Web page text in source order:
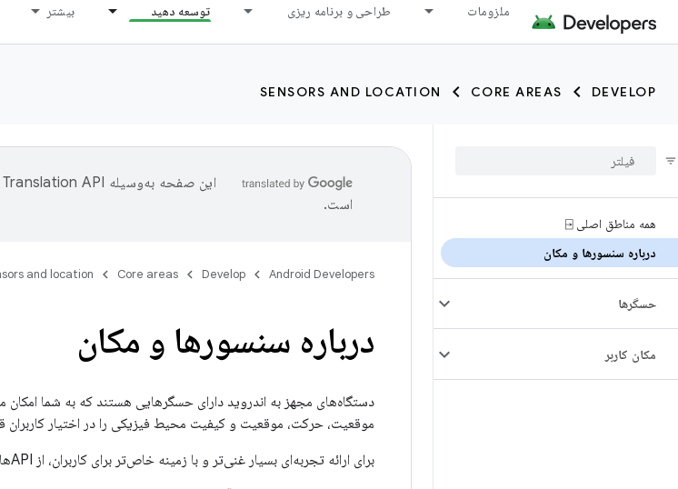
ملزومات طراحی و برنامه ریزی توسعه دهید بیشتر
DEVELOP
CORE AREAS
SENSORS AND LOCATION
همه مناطق اصلی ⍈
درباره سنسورها و مکان
حسگرها
مکان کاربر
این صفحه به‌وسیله
است.
Android Developers
Develop
Core areas
and location
درباره سنسورها و مکان
دستگاه‌های مجهز به اندروید دارای حسگرهایی هستند که به شما
موقعیت، حرکت، موقعیت و کیفیت محیط فیزیکی را در اختیار کاربران
برای ارائه تجربه‌ای بسیار غنی‌تر و با زمینه خاص‌تر برای کاربران، از APIهای Android استفاده کنید که از انواع حسگرهای زیر بهره می‌برند: